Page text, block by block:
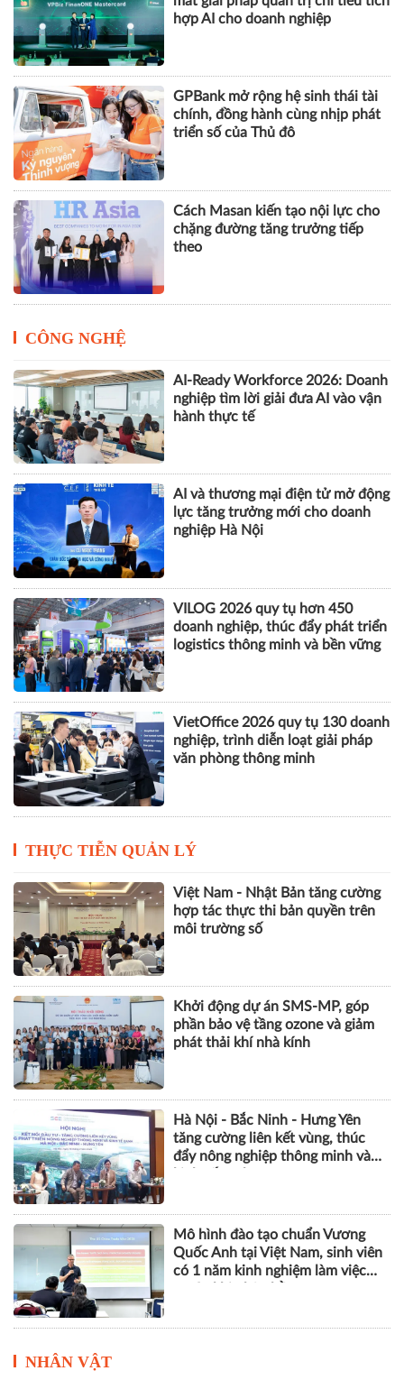
hợp AI cho doanh nghiệp
GPBank mở rộng hệ sinh thái tài
chính, đồng hành cùng nhịp phát
triển số của Thủ đô
Cách Masan kiến tạo nội lực cho
chặng đường tăng trưởng tiếp
theo
CÔNG NGHỆ
AI-Ready Workforce 2026: Doanh
nghiệp tìm lời giải đưa AI vào vận
hành thực tế
AI và thương mại điện tử mở động
lực tăng trưởng mới cho doanh
nghiệp Hà Nội
VILOG 2026 quy tụ hơn 450
doanh nghiệp, thúc đẩy phát triển
logistics thông minh và bền vững
VietOffice 2026 quy tụ 130 doanh
nghiệp, trình diễn loạt giải pháp
văn phòng thông minh
THỰC TIỄN QUẢN LÝ
Việt Nam - Nhật Bản tăng cường
hợp tác thực thi bản quyền trên
môi trường số
Khởi động dự án SMS-MP, góp
phần bảo vệ tầng ozone và giảm
phát thải khí nhà kính
Hà Nội - Bắc Ninh - Hưng Yên
tăng cường liên kết vùng, thúc
đẩy nông nghiệp thông minh và
Mô hình đào tạo chuẩn Vương
Quốc Anh tại Việt Nam, sinh viên
có 1 năm kinh nghiệm làm việc
NHÂN VẬT